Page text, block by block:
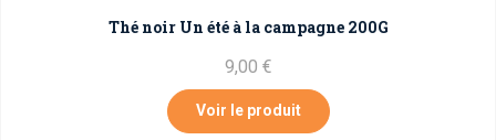
Thé noir Un été à la campagne 200G
9,00 €
Voir le produit